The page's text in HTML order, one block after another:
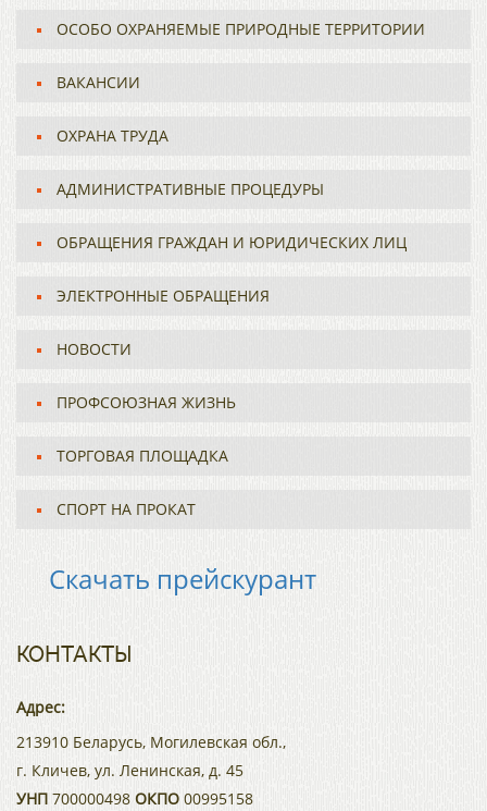
ОСОБО ОХРАНЯЕМЫЕ ПРИРОДНЫЕ ТЕРРИТОРИИ
ВАКАНСИИ
ОХРАНА ТРУДА
АДМИНИСТРАТИВНЫЕ ПРОЦЕДУРЫ
ОБРАЩЕНИЯ ГРАЖДАН И ЮРИДИЧЕСКИХ ЛИЦ
ЭЛЕКТРОННЫЕ ОБРАЩЕНИЯ
НОВОСТИ
ПРОФСОЮЗНАЯ ЖИЗНЬ
ТОРГОВАЯ ПЛОЩАДКА
СПОРТ НА ПРОКАТ
Скачать прейскурант
КОНТАКТЫ
Адрес:
213910 Беларусь, Могилевская обл.,
г. Кличев, ул. Ленинская, д. 45
УНП 700000498 ОКПО 00995158